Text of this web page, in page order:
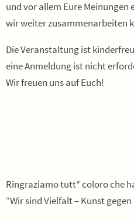
und vor allem Eure Meinungen
wir weiter zusammenarbeiten
Die Veranstaltung ist
eine Anmeldung ist nicht
Wir freuen uns auf Euch!
Ringraziamo tutt* coloro che
“Wir sind Vielfalt – Kunst